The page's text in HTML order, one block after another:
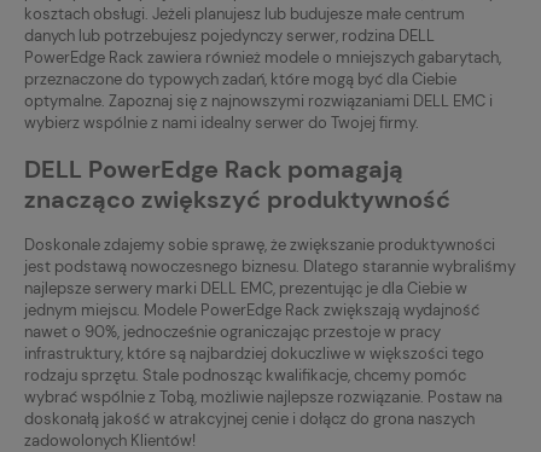
kosztach obsługi. Jeżeli planujesz lub budujesze małe centrum
danych lub potrzebujesz pojedynczy serwer, rodzina DELL
PowerEdge Rack zawiera również modele o mniejszych gabarytach,
przeznaczone do typowych zadań, które mogą być dla Ciebie
optymalne. Zapoznaj się z najnowszymi rozwiązaniami DELL EMC i
wybierz wspólnie z nami idealny serwer do Twojej firmy.
DELL PowerEdge Rack pomagają
znacząco zwiększyć produktywność
Doskonale zdajemy sobie sprawę, że zwiększanie produktywności
jest podstawą nowoczesnego biznesu. Dlatego starannie wybraliśmy
najlepsze serwery marki DELL EMC, prezentując je dla Ciebie w
jednym miejscu. Modele PowerEdge Rack zwiększają wydajność
nawet o 90%, jednocześnie ograniczając przestoje w pracy
infrastruktury, które są najbardziej dokuczliwe w większości tego
rodzaju sprzętu. Stale podnosząc kwalifikacje, chcemy pomóc
wybrać wspólnie z Tobą, możliwie najlepsze rozwiązanie. Postaw na
doskonałą jakość w atrakcyjnej cenie i dołącz do grona naszych
zadowolonych Klientów!